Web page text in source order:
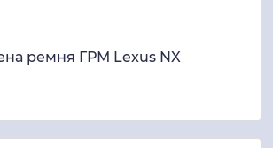
ремня ГРМ Lexus NX